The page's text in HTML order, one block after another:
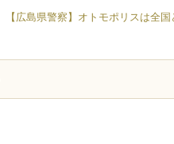
【広島県警察】オトモポリスは全